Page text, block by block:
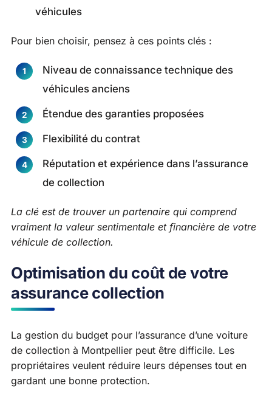
véhicules
Pour bien choisir, pensez à ces points clés :
Niveau de connaissance technique des
véhicules anciens
Étendue des garanties proposées
Flexibilité du contrat
Réputation et expérience dans l’assurance
de collection
La clé est de trouver un partenaire qui comprend
vraiment la valeur sentimentale et financière de votre
véhicule de collection.
Optimisation du coût de votre
assurance collection
La gestion du budget pour l’assurance d’une voiture
de collection à Montpellier peut être difficile. Les
propriétaires veulent réduire leurs dépenses tout en
gardant une bonne protection.